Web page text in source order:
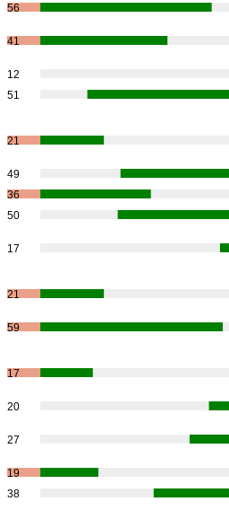
56
41
12
51
21
49
36
50
17
21
59
17
20
27
19
38